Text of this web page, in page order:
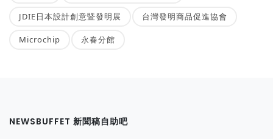
JDIE日本設計創意暨發明展 台灣發明商品促進協會
Microchip 永春分館
NEWSBUFFET 新聞稿自助吧